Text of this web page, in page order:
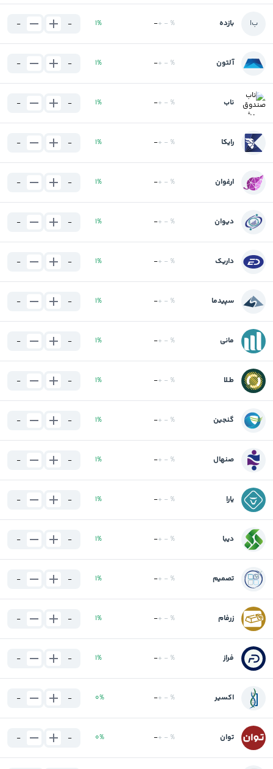
با بازده -+ - %
1%
-
-
آلتون -+ - %
1%
-
-
ناب -+ - %
1%
-
-
رایکا -+ - %
1%
-
-
ارغوان -+ - %
1%
-
-
دیوان -+ - %
1%
-
-
داریک -+ - %
1%
-
-
سپیدما -+ - %
1%
-
-
مانی -+ - %
1%
-
-
طـلا -+ - %
1%
-
-
گنجین -+ - %
1%
-
-
صنهال -+ - %
1%
-
-
یارا -+ - %
1%
-
-
دیبا -+ - %
1%
-
-
تصمیم -+ - %
1%
-
-
زرفام -+ - %
1%
-
-
فراز -+ - %
1%
-
-
اکسیر -+ - %
0%
-
-
توان -+ - %
0%
-
-